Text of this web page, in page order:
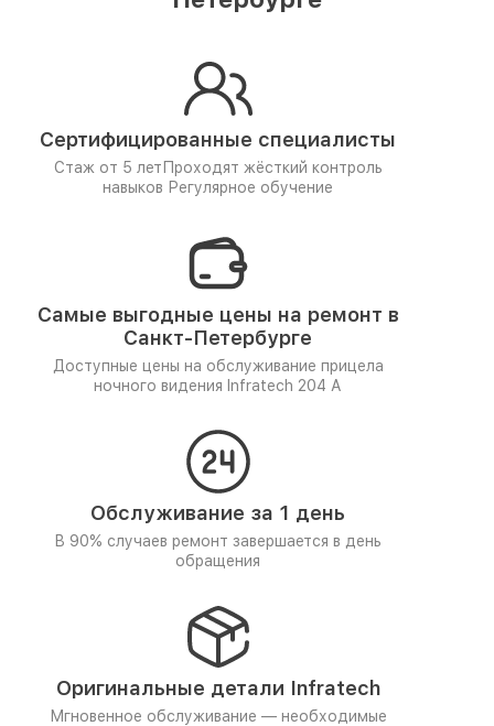
Сертифицированные специалисты
Стаж от 5 лет Проходят жёсткий контроль
навыков Регулярное обучение
Самые выгодные цены на ремонт в
Санкт-Петербурге
Доступные цены на обслуживание прицела
ночного видения Infratech 204 А
Обслуживание за 1 день
В 90% случаев ремонт завершается в день
обращения
Оригинальные детали Infratech
Мгновенное обслуживание — необходимые